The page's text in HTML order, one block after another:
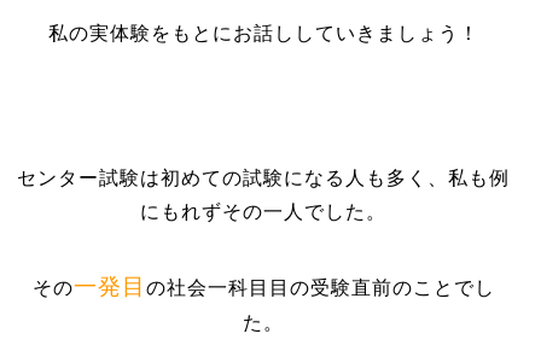
私の実体験をもとにお話ししていきましょう！
センター試験は初めての試験になる人も多く、私も例
にもれずその一人でした。
その一発目 の社会一科目目の受験直前のことでし
た。